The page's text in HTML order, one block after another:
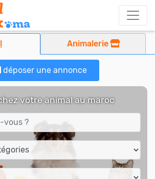
Animalerie
déposer une annonce
votre animal au maroc